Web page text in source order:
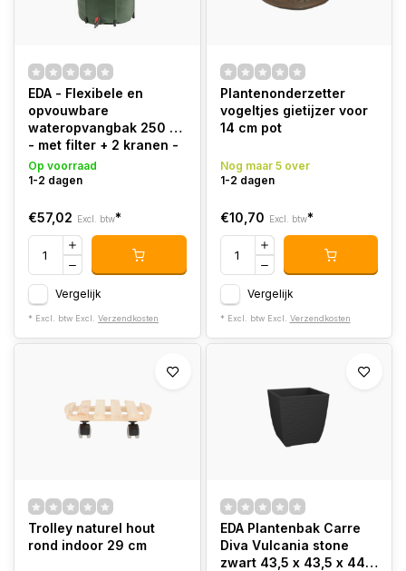
EDA - Flexibele en
opvouwbare
wateropvangbak 250 L
- met filter + 2 kranen -
Weerbestendig - Ø 60 x
H.88 cm
Op voorraad
1-2 dagen
€57,02 Excl. btw*
Vergelijk
* Excl. btw Excl. Verzendkosten
Plantenonderzetter
vogeltjes gietijzer voor
14 cm pot
Nog maar 5 over
1-2 dagen
€10,70 Excl. btw*
Vergelijk
* Excl. btw Excl. Verzendkosten
Trolley naturel hout
rond indoor 29 cm
EDA Plantenbak Carre
Diva Vulcania stone
zwart 43,5 x 43,5 x 44,2